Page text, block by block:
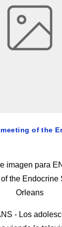
of the
- Los